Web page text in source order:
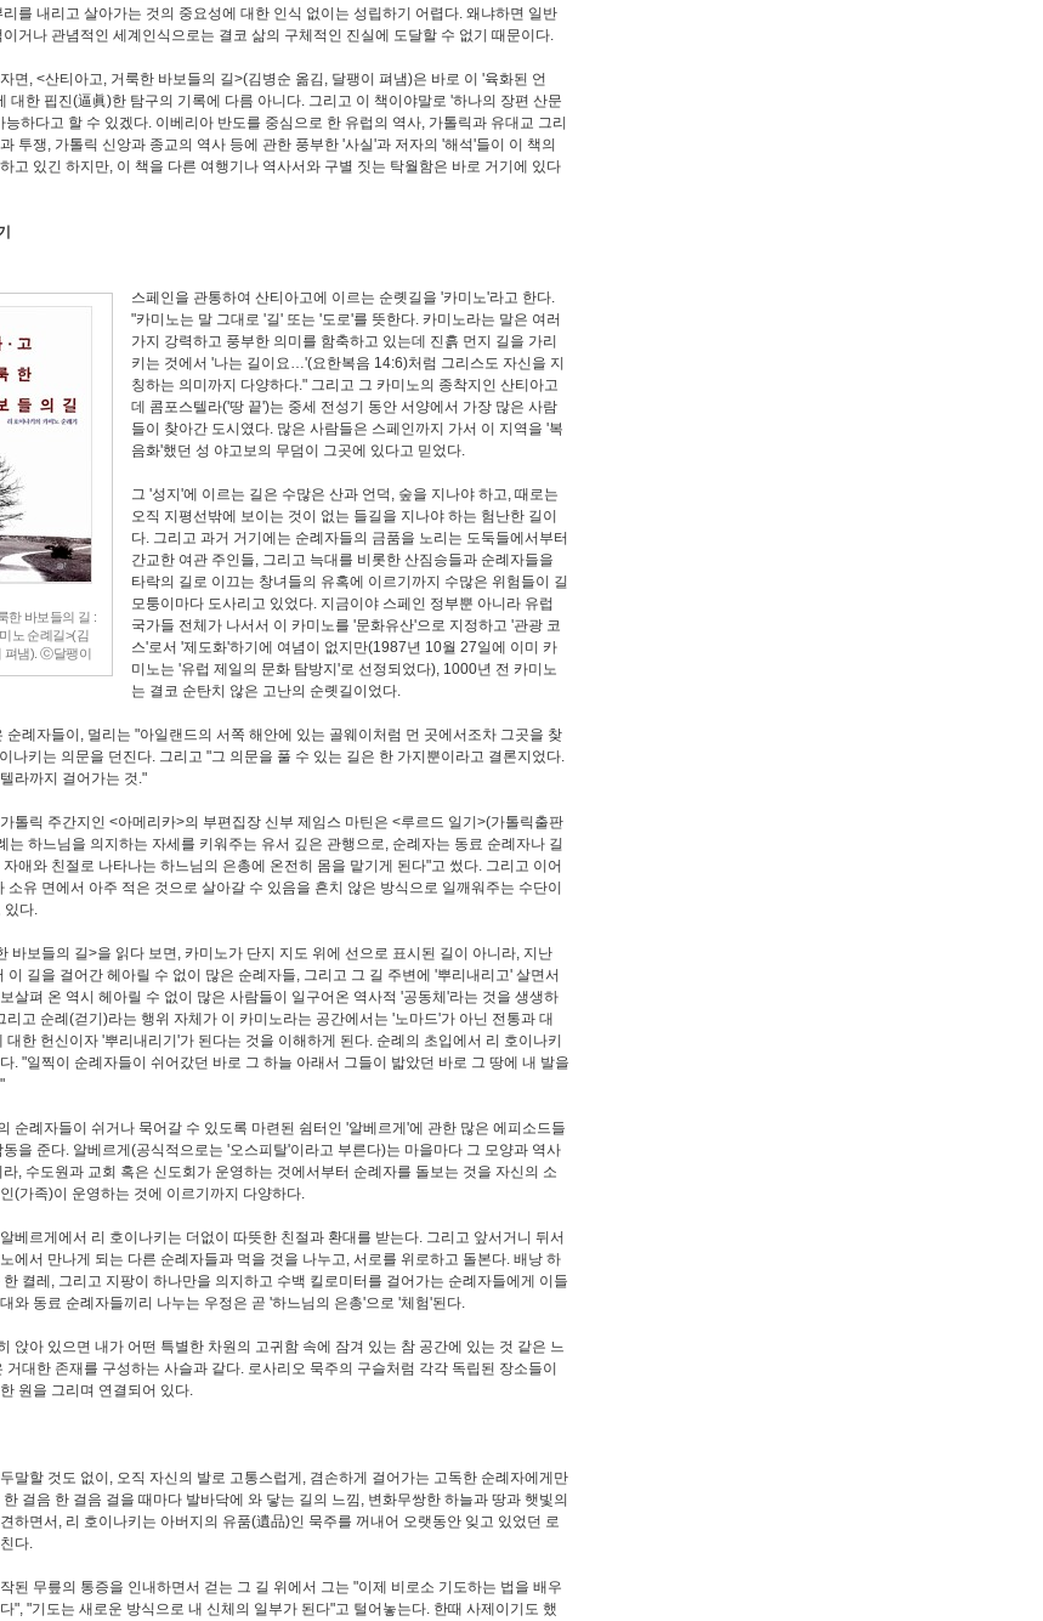
를 내리고 살아가는 것의 중요성에 대한 인식 없이는 성립하기 어렵다. 왜냐하면 일반
거나 관념적인 세계인식으로는 결코 삶의 구체적인 진실에 도달할 수 없기 때문이다.
면, <산티아고, 거룩한 바보들의 길>(김병순 옮김, 달팽이 펴냄)은 바로 이 '육화된 언
대한 핍진(逼眞)한 탐구의 기록에 다름 아니다. 그리고 이 책이야말로 '하나의 장편 산문
능하다고 할 수 있겠다. 이베리아 반도를 중심으로 한 유럽의 역사, 가톨릭과 유대교 그리
투쟁, 가톨릭 신앙과 종교의 역사 등에 관한 풍부한 '사실'과 저자의 '해석'들이 이 책의
고 있긴 하지만, 이 책을 다른 여행기나 역사서와 구별 짓는 탁월함은 바로 거기에 있다
한 바보들의 길 :
노 순례길>(김
펴냄). ⓒ달팽이
스페인을 관통하여 산티아고에 이르는 순롓길을 '카미노'라고 한다.
"카미노는 말 그대로 '길' 또는 '도로'를 뜻한다. 카미노라는 말은 여러
가지 강력하고 풍부한 의미를 함축하고 있는데 진흙 먼지 길을 가리
키는 것에서 '나는 길이요…'(요한복음 14:6)처럼 그리스도 자신을 지
칭하는 의미까지 다양하다." 그리고 그 카미노의 종착지인 산티아고
데 콤포스텔라('땅 끝')는 중세 전성기 동안 서양에서 가장 많은 사람
들이 찾아간 도시였다. 많은 사람들은 스페인까지 가서 이 지역을 '복
음화'했던 성 야고보의 무덤이 그곳에 있다고 믿었다.
그 '성지'에 이르는 길은 수많은 산과 언덕, 숲을 지나야 하고, 때로는
오직 지평선밖에 보이는 것이 없는 들길을 지나야 하는 험난한 길이
다. 그리고 과거 거기에는 순례자들의 금품을 노리는 도둑들에서부터
간교한 여관 주인들, 그리고 늑대를 비롯한 산짐승들과 순례자들을
타락의 길로 이끄는 창녀들의 유혹에 이르기까지 수많은 위험들이 길
모퉁이마다 도사리고 있었다. 지금이야 스페인 정부뿐 아니라 유럽
국가들 전체가 나서서 이 카미노를 '문화유산'으로 지정하고 '관광 코
스'로서 '제도화'하기에 여념이 없지만(1987년 10월 27일에 이미 카
미노는 '유럽 제일의 문화 탐방지'로 선정되었다), 1000년 전 카미노
는 결코 순탄치 않은 고난의 순롓길이었다.
순례자들이, 멀리는 "아일랜드의 서쪽 해안에 있는 골웨이처럼 먼 곳에서조차 그곳을 찾
나키는 의문을 던진다. 그리고 "그 의문을 풀 수 있는 길은 한 가지뿐이라고 결론지었다.
라까지 걸어가는 것."
톨릭 주간지인 <아메리카>의 부편집장 신부 제임스 마틴은 <루르드 일기>(가톨릭출판
는 하느님을 의지하는 자세를 키워주는 유서 깊은 관행으로, 순례자는 동료 순례자나 길
애와 친절로 나타나는 하느님의 은총에 온전히 몸을 맡기게 된다"고 썼다. 그리고 이어
소유 면에서 아주 적은 것으로 살아갈 수 있음을 흔치 않은 방식으로 일깨워주는 수단이
있다.
바보들의 길>을 읽다 보면, 카미노가 단지 지도 위에 선으로 표시된 길이 아니라, 지난
이 길을 걸어간 헤아릴 수 없이 많은 순례자들, 그리고 그 길 주변에 '뿌리내리고' 살면서
살펴 온 역시 헤아릴 수 없이 많은 사람들이 일구어온 역사적 '공동체'라는 것을 생생하
리고 순례(걷기)라는 행위 자체가 이 카미노라는 공간에서는 '노마드'가 아닌 전통과 대
대한 헌신이자 '뿌리내리기'가 된다는 것을 이해하게 된다. 순례의 초입에서 리 호이나키
. "일찍이 순례자들이 쉬어갔던 바로 그 하늘 아래서 그들이 밟았던 바로 그 땅에 내 발을
순례자들이 쉬거나 묵어갈 수 있도록 마련된 쉼터인 '알베르게'에 관한 많은 에피소드들
을 준다. 알베르게(공식적으로는 '오스피탈'이라고 부른다)는 마을마다 그 모양과 역사
, 수도원과 교회 혹은 신도회가 운영하는 것에서부터 순례자를 돌보는 것을 자신의 소
(가족)이 운영하는 것에 이르기까지 다양하다.
베르게에서 리 호이나키는 더없이 따뜻한 친절과 환대를 받는다. 그리고 앞서거니 뒤서
에서 만나게 되는 다른 순례자들과 먹을 것을 나누고, 서로를 위로하고 돌본다. 배낭 하
켤레, 그리고 지팡이 하나만을 의지하고 수백 킬로미터를 걸어가는 순례자들에게 이들
와 동료 순례자들끼리 나누는 우정은 곧 '하느님의 은총'으로 '체험'된다.
앉아 있으면 내가 어떤 특별한 차원의 고귀함 속에 잠겨 있는 참 공간에 있는 것 같은 느
거대한 존재를 구성하는 사슬과 같다. 로사리오 묵주의 구슬처럼 각각 독립된 장소들이
원을 그리며 연결되어 있다.
말할 것도 없이, 오직 자신의 발로 고통스럽게, 겸손하게 걸어가는 고독한 순례자에게만
걸음 한 걸음 걸을 때마다 발바닥에 와 닿는 길의 느낌, 변화무쌍한 하늘과 땅과 햇빛의
하면서, 리 호이나키는 아버지의 유품(遺品)인 묵주를 꺼내어 오랫동안 잊고 있었던 로
다.
된 무릎의 통증을 인내하면서 걷는 그 길 위에서 그는 "이제 비로소 기도하는 법을 배우
", "기도는 새로운 방식으로 내 신체의 일부가 된다"고 털어놓는다. 한때 사제이기도 했